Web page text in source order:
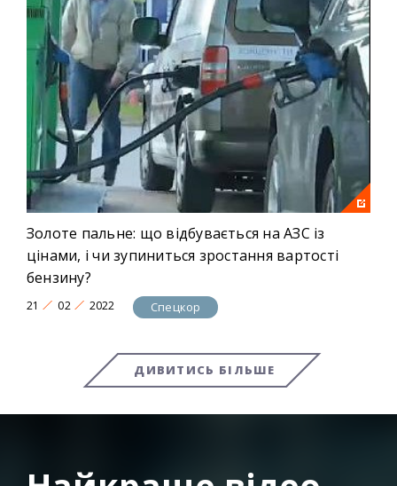
Золоте пальне: що відбувається на АЗС із
цінами, і чи зупиниться зростання вартості
бензину?
21 02 2022 Спецкор
ДИВИТИСЬ БІЛЬШЕ